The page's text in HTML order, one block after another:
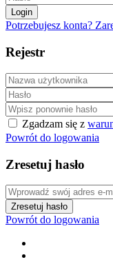
Login
Potrzebujesz konta?
Rejestr
Zgadzam się z
Powrót do logowania
Zresetuj hasło
Zresetuj hasło
Powrót do logowania